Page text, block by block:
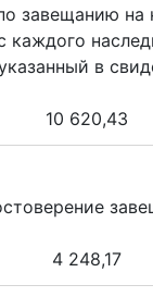
завещанию
каждого
в
10 620,43
4 248,17